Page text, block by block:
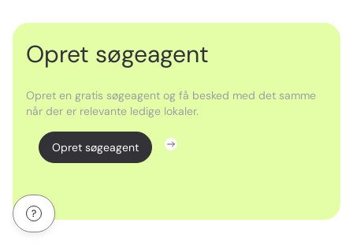
Opret søgeagent
Opret en gratis søgeagent og få besked med det samme
når der er relevante ledige lokaler.
Opret søgeagent